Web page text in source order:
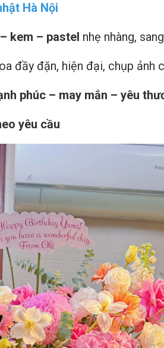
Hà Nội
kem – pastel nhẹ nhàng,
đầy đặn, hiện đại, chụp ảnh
phúc – may mắn – yêu
yêu cầu